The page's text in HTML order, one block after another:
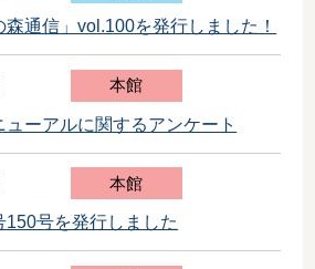
通信」vol.100を発行しました！
本館
ューアルに関するアンケート
本館
150号を発行しました